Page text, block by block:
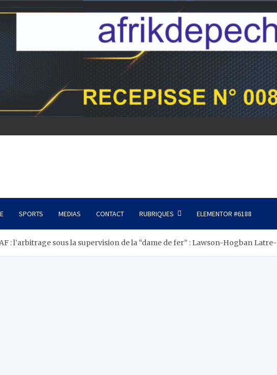
SPORTS MEDIAS CONTACT RUBRIQUES ELEMENTOR #6188
: l’arbitrage sous la supervision de la “dame de fer” : Lawson-Hogban